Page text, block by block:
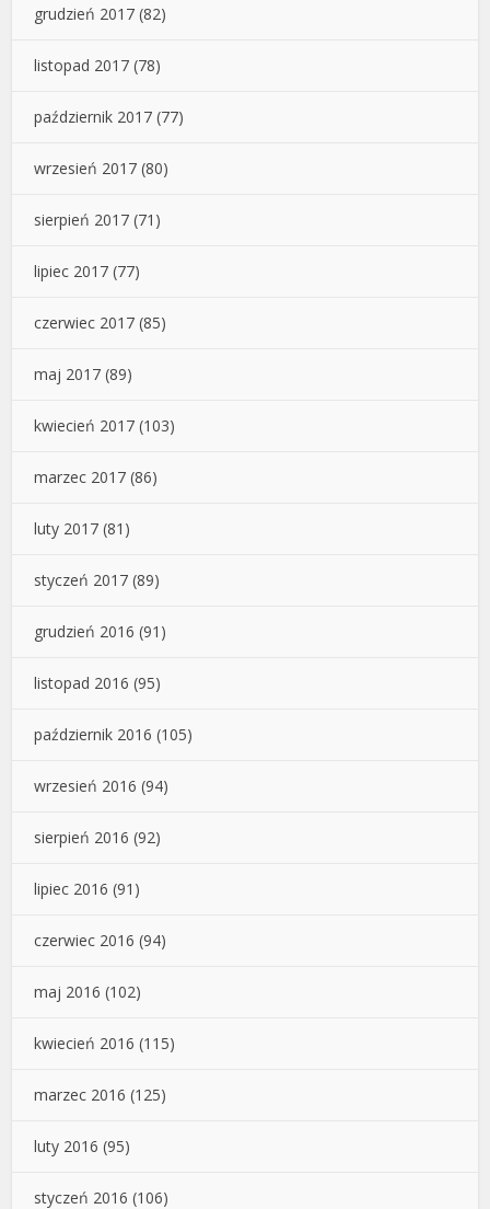
grudzień 2017 (82)
listopad 2017 (78)
październik 2017 (77)
wrzesień 2017 (80)
sierpień 2017 (71)
lipiec 2017 (77)
czerwiec 2017 (85)
maj 2017 (89)
kwiecień 2017 (103)
marzec 2017 (86)
luty 2017 (81)
styczeń 2017 (89)
grudzień 2016 (91)
listopad 2016 (95)
październik 2016 (105)
wrzesień 2016 (94)
sierpień 2016 (92)
lipiec 2016 (91)
czerwiec 2016 (94)
maj 2016 (102)
kwiecień 2016 (115)
marzec 2016 (125)
luty 2016 (95)
styczeń 2016 (106)